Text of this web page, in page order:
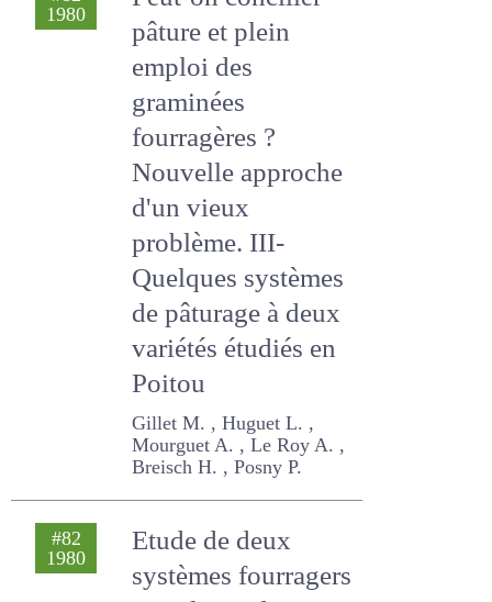
#82
Peut-on concilier
pâture et plein
emploi des
graminées
fourragères ?
Nouvelle approche
d'un vieux
problème. III-
Quelques
systèmes de
pâturage à deux
variétés étudiés en
Poitou
Breisch H. , Posny P.